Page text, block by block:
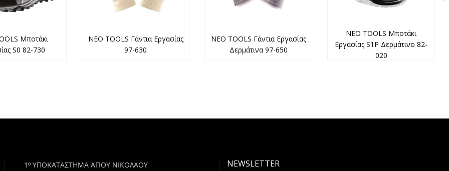
Μποτάκι
S0 82-730
NEO TOOLS Γάντια Εργασίας
97-630
NEO TOOLS Γάντια Εργασίας
Δερμάτινα 97-650
NEO TOOLS Μποτάκι
Εργασίας S1P Δερμάτινο 82-
020
1º ΥΠΟΚΑΤΑΣΤΗΜΑ ΑΓΙΟΥ ΝΙΚΟΛΑΟΥ
NEWSLETTER